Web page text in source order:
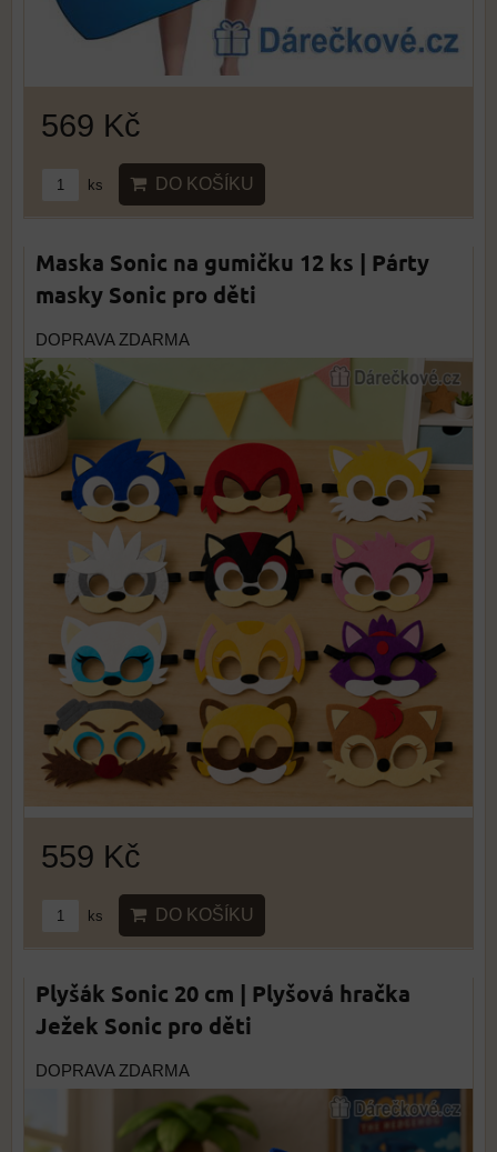
569 Kč
ks DO KOŠÍKU
Maska Sonic na gumičku 12 ks | Párty
masky Sonic pro děti
DOPRAVA ZDARMA
559 Kč
ks DO KOŠÍKU
Plyšák Sonic 20 cm | Plyšová hračka
Ježek Sonic pro děti
DOPRAVA ZDARMA